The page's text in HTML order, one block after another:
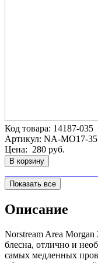
Код товара: 14187-035
Артикул: NA-MO17-35
Цена: 280 руб.
В корзину
Показать все
Описание
Norstream Area Morgan
блесна, отлично и
самых медленных